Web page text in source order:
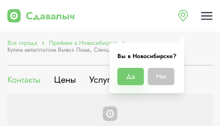
Вы в Новосибирске?
Да Нет
Все города Приёмки в Новосибирске
Купим металлолом Вывоз Лома, Станционная 60/1
Контакты Цены Услуги О компании